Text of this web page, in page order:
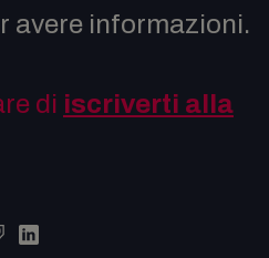
avere informazioni.
di iscriverti alla